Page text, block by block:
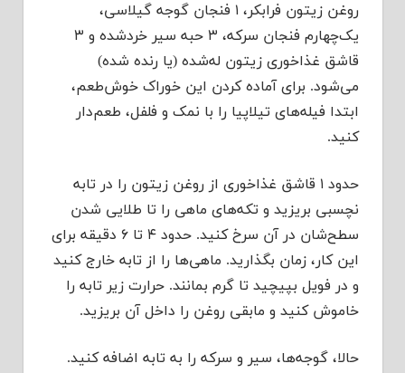
روغن زیتون فرابکر، ۱ فنجان گوجه گیلاسی،
یک‌چهارم فنجان سرکه، ۳ حبه سیر خردشده و ۳
قاشق غذاخوری زیتون له‌شده (یا رنده شده)
می‌شود. برای آماده کردن این خوراک خوش‌طعم،
ابتدا فیله‌های تیلاپیا را با نمک و فلفل، طعم‌دار
کنید.
حدود ۱ قاشق غذاخوری از روغن زیتون را در تابه
نچسبی بریزید و تکه‌های ماهی را تا طلایی شدن
سطح‌شان در آن سرخ کنید. حدود ۴ تا ۶ دقیقه برای
این کار، زمان بگذارید. ماهی‌ها را از تابه خارج کنید
و در فویل بپیچید تا گرم بمانند. حرارت زیر تابه را
خاموش کنید و مابقی روغن را داخل آن بریزید.
حالا، گوجه‌ها، سیر و سرکه را به تابه اضافه کنید.